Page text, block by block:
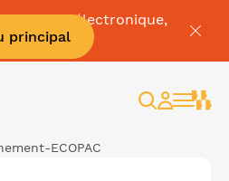
principal
facture électronique,
parici
Rechercher
Espace
ECOPAC